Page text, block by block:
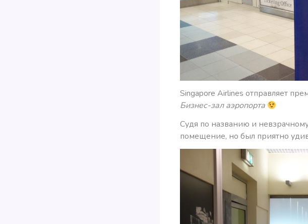
Singapore Airlines отправляет
Бизнес-зал аэропорта
Судя по названию и
помещение, но был приятно